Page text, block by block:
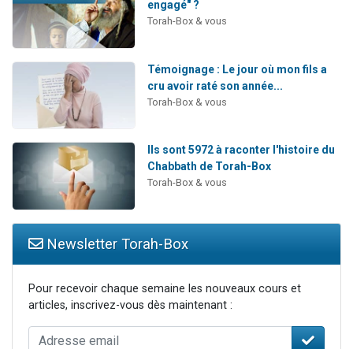
engagé" ?
Torah-Box & vous
Témoignage : Le jour où mon fils a
cru avoir raté son année...
Torah-Box & vous
Ils sont 5972 à raconter l'histoire du
Chabbath de Torah-Box
Torah-Box & vous
Newsletter Torah-Box
Pour recevoir chaque semaine les nouveaux cours et
articles, inscrivez-vous dès maintenant :